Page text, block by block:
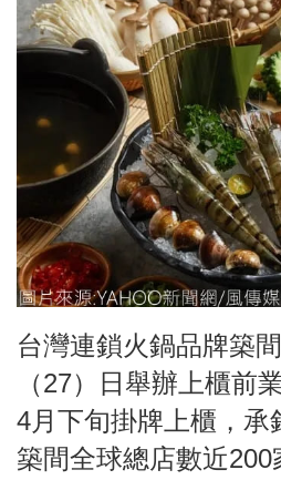
台灣連鎖火鍋品牌築
（27）日舉辦上櫃前
4月下旬掛牌上櫃，承
築間全球總店數近